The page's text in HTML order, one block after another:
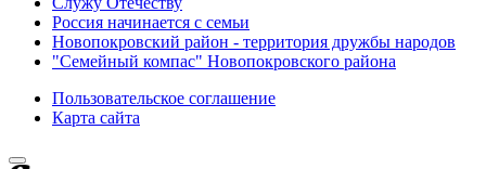
Россия начинается с семьи
Новопокровский район - территория дружбы народов
"Семейный компас" Новопокровского района
Пользовательское соглашение
Карта сайта